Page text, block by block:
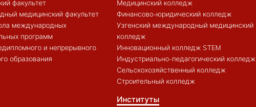
факультет
медицинский факультет
международных
программ
и непрерывного
образования
Медицинский колледж
Финансово-юридический колледж
Узгенский международный медицинский
колледж
Инновационный колледж STEM
Индустриально-педагогический колледж
Сельскохозяйственный колледж
Строительный колледж
Институты